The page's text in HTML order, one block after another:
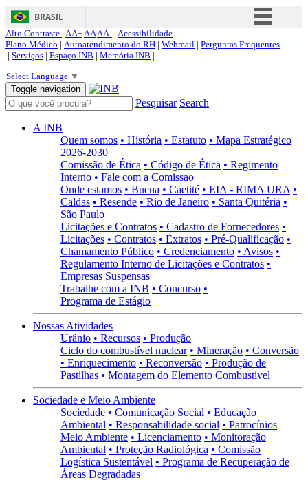
BRASIL
Simplifique!
Acesso à informação
Canais
Alto Contraste | AA+AAAA- | Acessibilidade
Plano Médico | Autoatendimento do RH | Webmail | Perguntas Frequentes
| Serviços | Espaço INB | Memória INB |
Select Language ▼
Toggle navigation
Pesquisar Search
A INB
Quem somos • História • Estatuto • Mapa Estratégico
2026-2030
Comissão de Ética • Código de Ética • Regimento
Interno • Fale com a Comissao
Onde estamos • Buena • Caetité • EIA - RIMA URA •
Caldas • Resende • Rio de Janeiro • Santa Quitéria •
São Paulo
Licitações e Contratos • Cadastro de Fornecedores •
Licitações • Contratos • Extratos • Pré-Qualificação •
Chamamento Público • Credenciamento • Avisos •
Regulamento Interno de Licitações e Contratos •
Empresas Suspensas
Trabalhe com a INB • Concurso •
Programa de Estágio
Nossas Atividades
Urânio • Recursos • Produção
Ciclo do combustível nuclear • Mineração • Conversão
• Enriquecimento • Reconversão • Produção de
Pastilhas • Montagem do Elemento Combustível
Sociedade e Meio Ambiente
Sociedade • Comunicação Social • Educação
Ambiental • Responsabilidade social • Patrocínios
Meio Ambiente • Licenciamento • Monitoração
Ambiental • Proteção Radiológica • Comissão
Logística Sustentável • Programa de Recuperação de
Áreas Degradadas